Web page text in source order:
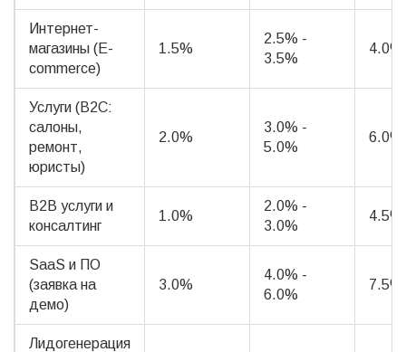
Интернет-
магазины (E-
commerce)
1.5%
2.5% -
3.5%
Услуги (B2C:
салоны,
ремонт,
юристы)
2.0%
3.0% -
5.0%
B2B услуги и
консалтинг
1.0%
2.0% -
3.0%
SaaS и ПО
(заявка на
демо)
3.0%
4.0% -
6.0%
Лидогенерация